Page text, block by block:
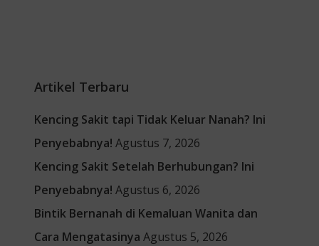
Artikel Terbaru
Kencing Sakit tapi Tidak Keluar Nanah? Ini
Penyebabnya! Agustus 7, 2026
Kencing Sakit Setelah Berhubungan? Ini
Penyebabnya! Agustus 6, 2026
Bintik Bernanah di Kemaluan Wanita dan
Cara Mengatasinya Agustus 5, 2026